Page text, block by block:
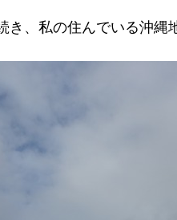
き、私の住んでいる沖縄